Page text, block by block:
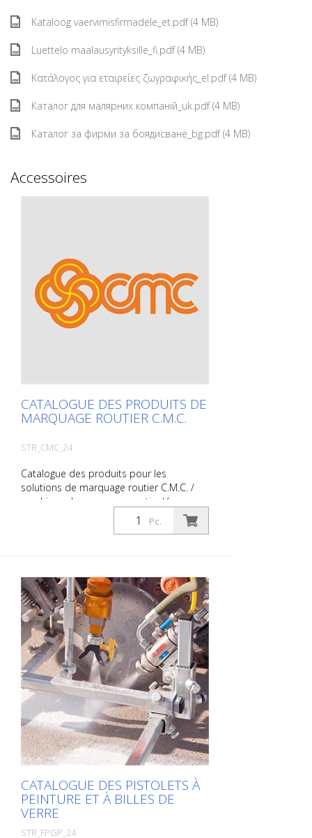
Kataloog vaervimisfirmadele_et.pdf (4 MB)
Luettelo maalausyrityksille_fi.pdf (4 MB)
Κατάλογος για εταιρείες ζωγραφικής_el.pdf (4 MB)
Каталог для малярних компаній_uk.pdf (4 MB)
Каталог за фирми за боядисване_bg.pdf (4 MB)
Accessoires
CATALOGUE DES PRODUITS DE
MARQUAGE ROUTIER C.M.C.
STR_CMC_24
Catalogue des produits pour les
solutions de marquage routier C.M.C. /
machines de marquage routier Vous
pouvez utiliser le catalogue sous
Téléchargements dans la langue de votre
veuillez nous le faire savoir. Vous naviguez
très facilement en cliquant sur l'image
correspondante pour accéder à la page
correspondante. Si vous avez besoin
d'informations supplémentaires, cliquez
sur l'image du produit. Vous serez alors
redirigé vers notre site web. Vous pouvez
également nous envoyer une demande
sans engagement. Vous pouvez
également commander cette information
produit sous forme d'ouvrage imprimé.
Nous vous facturerons toutefois les frais
de production, de manutention et
d'expédition.
Pc.
CATALOGUE DES PISTOLETS À
PEINTURE ET À BILLES DE
VERRE
STR_FPGP_24